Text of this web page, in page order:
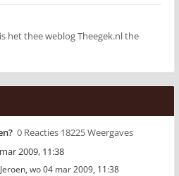
het thee weblog Theegek.nl the
0 Reacties 18225 Weergaves
2009, 11:38
Jeroen, wo 04 mar 2009, 11:38